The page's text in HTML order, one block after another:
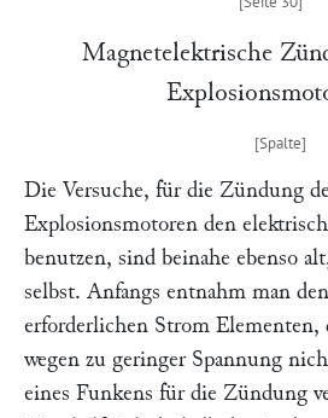
Magnetelektrische
Die Versuche, für die Zündung
Explosionsmotoren den
benutzen, sind beinahe ebenso
selbst. Anfangs entnahm man
erforderlichen Strom Elementen,
wegen zu geringer Spannung
eines Funkens für die Zündung